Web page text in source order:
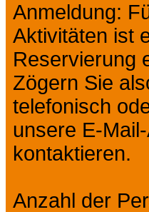
Anmeldung:
Aktivitäten ist
Reservierung
Zögern Sie
telefonisch
unsere E-
kontaktieren.
Anzahl der